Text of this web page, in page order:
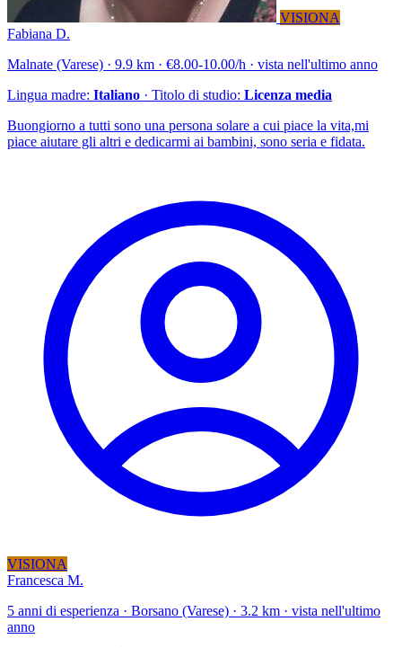
VISIONA
Fabiana D.
Malnate (Varese) · 9.9 km · €8.00-10.00/h · vista nell'ultimo anno
Lingua madre: Italiano · Titolo di studio: Licenza media
Buongiorno a tutti sono una persona solare a cui piace la vita,mi
piace aiutare gli altri e dedicarmi ai bambini, sono seria e fidata.
VISIONA
Francesca M.
5 anni di esperienza · Borsano (Varese) · 3.2 km · vista nell'ultimo
anno